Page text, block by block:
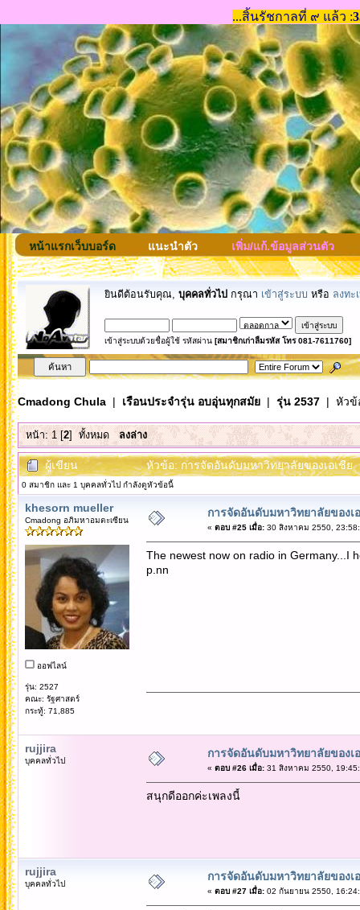
หน้าแรกเว็บบอร์ด แนะนำตัว เพิ่ม/แก้.ข้อมูลส่วนตัว
ยินดีต้อนรับคุณ, บุคคลทั่วไป กรุณา เข้าสู่ระบบ หรือ ลงทะ
เข้าสู่ระบบด้วยชื่อผู้ใช้ รหัสผ่าน [สมาชิกเก่าลืมรหัส โทร 081-7611760]
Cmadong Chula| เรือนประจำรุ่น อบอุ่นทุกสมัย| รุ่น 2537| หัวข้
หน้า:1[2]ทั้งหมด ลงล่าง
ผู้เขียน หัวข้อ: การจัดอันดับมหาวิทยาลัยของเอเชีย
0 สมาชิก และ 1 บุคคลทั่วไป กำลังดูหัวข้อนี้
khesorn mueller
Cmadong อภิมหาอมตะเซียน
ออฟไลน์
รุ่น: 2527
คณะ: รัฐศาสตร์
กระทู้: 71,885
การจัดอันดับมหาวิทยาลัยของเ
« ตอบ #25 เมื่อ:30 สิงหาคม 2550,
The newest now on radio in Germany...I
p.nn
rujjira
บุคคลทั่วไป
การจัดอันดับมหาวิทยาลัยของเ
« ตอบ #26 เมื่อ:31 สิงหาคม 2550,
สนุกดีออกค่ะเพลงนี้
rujjira
บุคคลทั่วไป
การจัดอันดับมหาวิทยาลัยของเ
« ตอบ #27 เมื่อ:02 กันยายน 2550,